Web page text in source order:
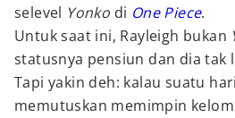
selevel Yonko di One Piece.
Untuk saat ini, Rayleigh bukan
statusnya pensiun dan dia tak
Tapi yakin deh: kalau suatu
memutuskan memimpin